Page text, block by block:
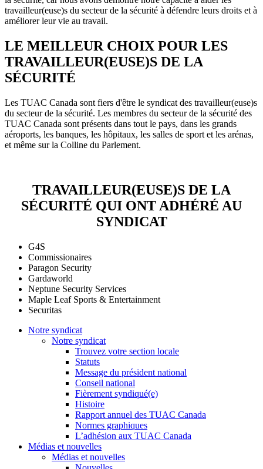
travailleur(euse)s du secteur de la sécurité à défendre leurs droits et à
améliorer leur vie au travail.
LE MEILLEUR CHOIX POUR LES
TRAVAILLEUR(EUSE)S DE LA
SÉCURITÉ
Les TUAC Canada sont fiers d'être le syndicat des travailleur(euse)s
du secteur de la sécurité. Les membres du secteur de la sécurité des
TUAC Canada sont présents dans tout le pays, dans les grands
aéroports, les banques, les hôpitaux, les salles de sport et les arénas,
et même sur la Colline du Parlement.
TRAVAILLEUR(EUSE)S DE LA
SÉCURITÉ QUI ONT ADHÉRÉ AU
SYNDICAT
G4S
Commissionaires
Paragon Security
Gardaworld
Neptune Security Services
Maple Leaf Sports & Entertainment
Securitas
Notre syndicat
Notre syndicat
Trouvez votre section locale
Statuts
Message du président national
Conseil national
Fièrement syndiqué(e)
Histoire
Rapport annuel des TUAC Canada
Normes graphiques
L’adhésion aux TUAC Canada
Médias et nouvelles
Médias et nouvelles